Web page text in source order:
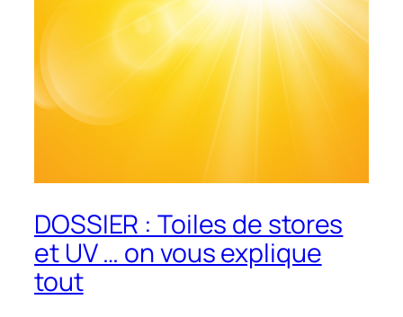
DOSSIER : Toiles de stores
et UV … on vous explique
tout